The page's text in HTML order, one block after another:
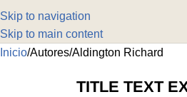
Skip to navigation
Skip to main content
Inicio Autores Aldington Richard
TITLE TEXT